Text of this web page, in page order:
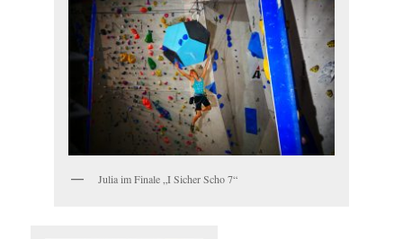
Julia im Finale „I Sicher Scho 7“